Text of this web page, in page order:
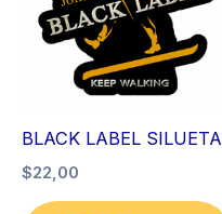
BLACK LABEL SILUETA
$22,00